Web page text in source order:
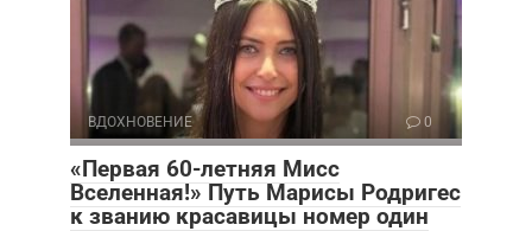
ВДОХНОВЕНИЕ 0
«Первая 60-летняя Мисс
Вселенная!» Путь Марисы Родригес
к званию красавицы номер один